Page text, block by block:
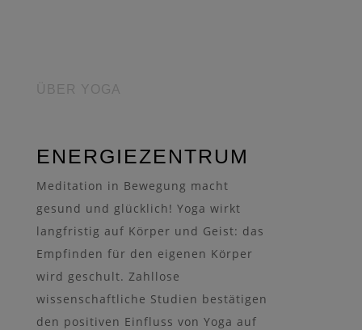
ÜBER YOGA
ENERGIEZENTRUM
Meditation in Bewegung macht
gesund und glücklich! Yoga wirkt
langfristig auf Körper und Geist: das
Empfinden für den eigenen Körper
wird geschult. Zahllose
wissenschaftliche Studien bestätigen
den positiven Einfluss von Yoga auf